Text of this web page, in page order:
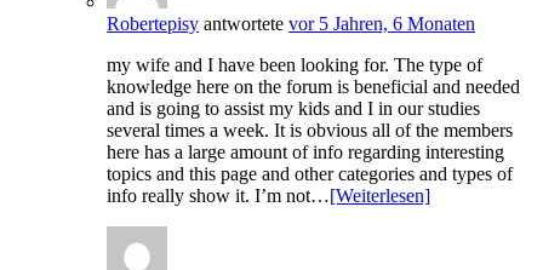
Robertepisy antwortete vor 5 Jahren, 6 Monaten
my wife and I have been looking for. The type of
knowledge here on the forum is beneficial and needed
and is going to assist my kids and I in our studies
several times a week. It is obvious all of the members
here has a large amount of info regarding interesting
topics and this page and other categories and types of
info really show it. I’m not…[Weiterlesen]